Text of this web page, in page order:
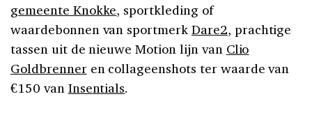
gemeente Knokke, sportkleding of
waardebonnen van sportmerk Dare2, prachtige
tassen uit de nieuwe Motion lijn van Clio
Goldbrenner en collageenshots ter waarde van
€150 van Insentials.